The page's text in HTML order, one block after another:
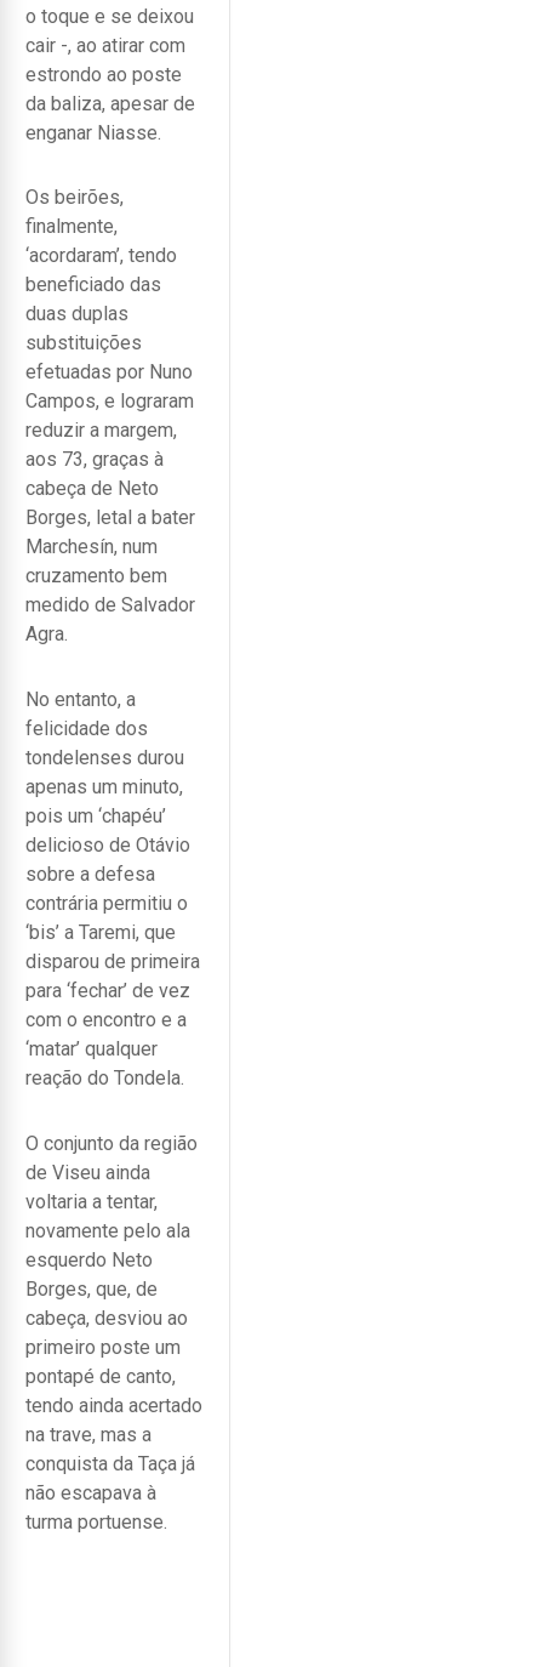
o toque e se deixou
cair -, ao atirar com
estrondo ao poste
da baliza, apesar de
enganar Niasse.
Os beirões,
finalmente,
‘acordaram’, tendo
beneficiado das
duas duplas
substituições
efetuadas por Nuno
Campos, e lograram
reduzir a margem,
aos 73, graças à
cabeça de Neto
Borges, letal a bater
Marchesín, num
cruzamento bem
medido de Salvador
Agra.
No entanto, a
felicidade dos
tondelenses durou
apenas um minuto,
pois um ‘chapéu’
delicioso de Otávio
sobre a defesa
contrária permitiu o
‘bis’ a Taremi, que
disparou de primeira
para ‘fechar’ de vez
com o encontro e a
‘matar’ qualquer
reação do Tondela.
O conjunto da região
de Viseu ainda
voltaria a tentar,
novamente pelo ala
esquerdo Neto
Borges, que, de
cabeça, desviou ao
primeiro poste um
pontapé de canto,
tendo ainda acertado
na trave, mas a
conquista da Taça já
não escapava à
turma portuense.